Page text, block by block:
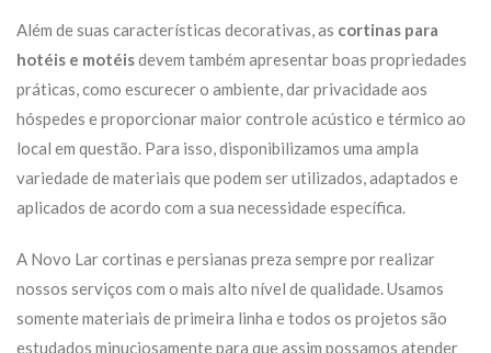
Além de suas características decorativas, as cortinas para
hotéis e motéisdevem também apresentar boas propriedades
práticas, como escurecer o ambiente, dar privacidade aos
hóspedes e proporcionar maior controle acústico e térmico ao
local em questão. Para isso, disponibilizamos uma ampla
variedade de materiais que podem ser utilizados, adaptados e
aplicados de acordo com a sua necessidade específica.
A Novo Lar cortinas e persianas preza sempre por realizar
nossos serviços com o mais alto nível de qualidade. Usamos
somente materiais de primeira linha e todos os projetos são
estudados minuciosamente para que assim possamos atender